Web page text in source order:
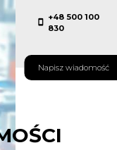
+48 500 100
830
Napisz wiadomość